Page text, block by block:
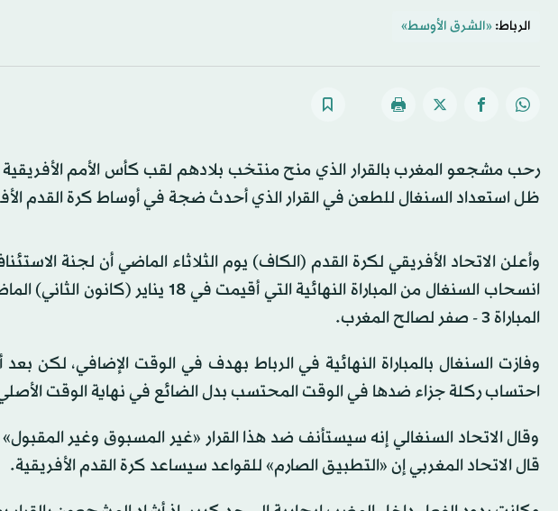
الرباط: «الشرق الأوسط»
ظل استعداد السنغال للطعن في القرار الذي أحدث ضجة ​في أوساط كرة القدم
وأعلن الاتحاد الأفريقي لكرة القدم (الكاف) يوم الثلاثاء الماضي أن لجنة
انسحاب السنغال من المباراة النهائية
المباراة 3 - صفر لصالح المغرب.
احتساب ركلة جزاء ضدها في الوقت المحتسب بدل الضائع في ‌نهاية الوقت الأصلي
وقال ‌الاتحاد السنغالي إنه سيستأنف ضد هذا القرار «غير ​المسبوق وغير
قال الاتحاد المغربي إن «التطبيق الصارم» للقواعد سيساعد كرة القدم الأفريقية.